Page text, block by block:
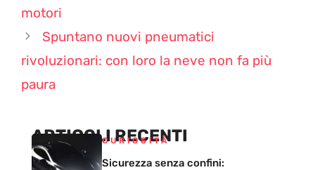
motori
Spuntano nuovi pneumatici
rivoluzionari: con loro la neve non fa più
paura
ARTICOLI RECENTI
CURIOSITÀ
Sicurezza senza confini: